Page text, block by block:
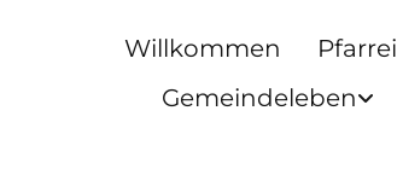
Willkommen Pfarrei
Gemeindeleben